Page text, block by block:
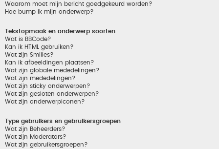
Waarom moet mijn bericht goedgekeurd worden?
Hoe bump ik mijn onderwerp?
Tekstopmaak en onderwerp soorten
Wat is BBCode?
Kan ik HTML gebruiken?
Wat zijn Smilies?
Kan ik afbeeldingen plaatsen?
Wat zijn globale mededelingen?
Wat zijn mededelingen?
Wat zijn sticky onderwerpen?
Wat zijn gesloten onderwerpen?
Wat zijn onderwerpiconen?
Type gebruikers en gebruikersgroepen
Wat zijn Beheerders?
Wat zijn Moderators?
Wat zijn gebruikersgroepen?